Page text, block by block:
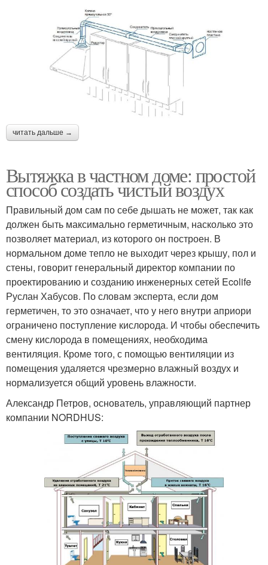
читать дальше →
Вытяжка в частном доме: простой
способ создать чистый воздух
Правильный дом сам по себе дышать не может, так как
должен быть максимально герметичным, насколько это
позволяет материал, из которого он построен. В
нормальном доме тепло не выходит через крышу, пол и
стены, говорит генеральный директор компании по
проектированию и созданию инженерных сетей Ecolife
Руслан Хабусов. По словам эксперта, если дом
герметичен, то это означает, что у него внутри априори
ограничено поступление кислорода. И чтобы обеспечить
смену кислорода в помещениях, необходима
вентиляция. Кроме того, с помощью вентиляции из
помещения удаляется чрезмерно влажный воздух и
нормализуется общий уровень влажности.
Александр Петров, основатель, управляющий партнер
компании NORDHUS: